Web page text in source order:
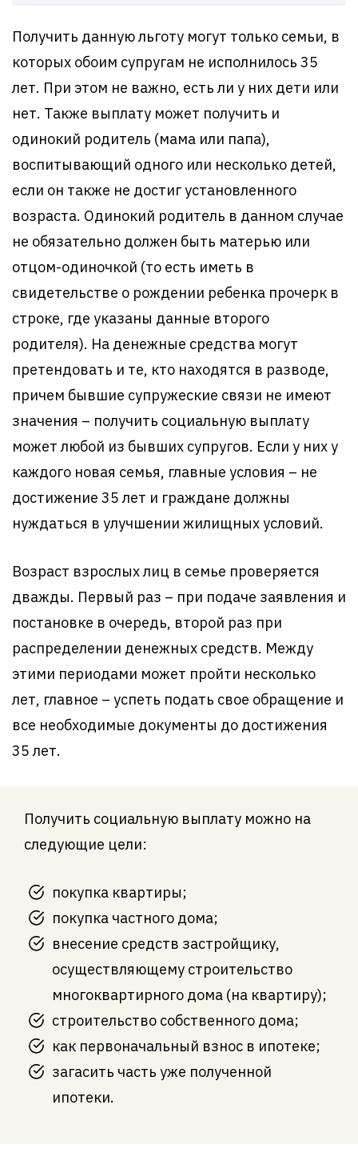
Получить данную льготу могут только семьи, в
которых обоим супругам не исполнилось 35
лет. При этом не важно, есть ли у них дети или
нет. Также выплату может получить и
одинокий родитель (мама или папа),
воспитывающий одного или несколько детей,
если он также не достиг установленного
возраста. Одинокий родитель в данном случае
не обязательно должен быть матерью или
отцом-одиночкой (то есть иметь в
свидетельстве о рождении ребенка прочерк в
строке, где указаны данные второго
родителя). На денежные средства могут
претендовать и те, кто находятся в разводе,
причем бывшие супружеские связи не имеют
значения – получить социальную выплату
может любой из бывших супругов. Если у них у
каждого новая семья, главные условия – не
достижение 35 лет и граждане должны
нуждаться в улучшении жилищных условий.
Возраст взрослых лиц в семье проверяется
дважды. Первый раз – при подаче заявления и
постановке в очередь, второй раз при
распределении денежных средств. Между
этими периодами может пройти несколько
лет, главное – успеть подать свое обращение и
все необходимые документы до достижения
35 лет.
Получить социальную выплату можно на
следующие цели:
покупка квартиры;
покупка частного дома;
внесение средств застройщику,
осуществляющему строительство
многоквартирного дома (на квартиру);
строительство собственного дома;
как первоначальный взнос в ипотеке;
загасить часть уже полученной
ипотеки.